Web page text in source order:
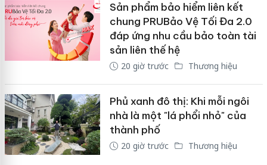
Sản phẩm bảo hiểm liên kết
chung PRUBảo Vệ Tối Đa 2.0
đáp ứng nhu cầu bảo toàn tài
sản liên thế hệ
20 giờ trước Thương hiệu
Phủ xanh đô thị: Khi mỗi ngôi
nhà là một "lá phổi nhỏ" của
thành phố
20 giờ trước Thương hiệu